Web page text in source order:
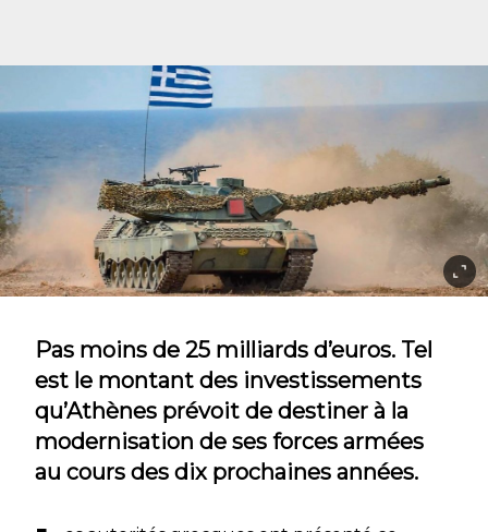
Pas moins de 25 milliards d’euros. Tel
est le montant des investissements
qu’Athènes prévoit de destiner à la
modernisation de ses forces armées
au cours des dix prochaines années.